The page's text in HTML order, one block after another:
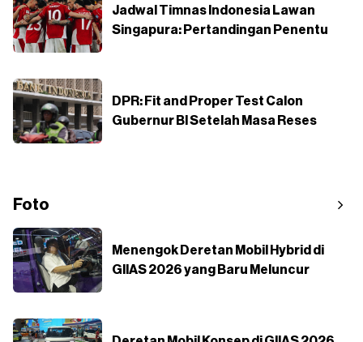
Jadwal Timnas Indonesia Lawan
Singapura: Pertandingan Penentu
DPR: Fit and Proper Test Calon
Gubernur BI Setelah Masa Reses
Foto
Menengok Deretan Mobil Hybrid di
GIIAS 2026 yang Baru Meluncur